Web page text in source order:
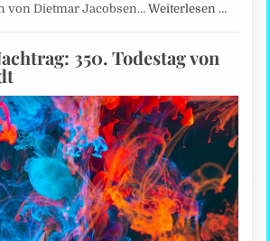
von Dietmar Jacobsen…Weiterlesen …
350. Todestag von